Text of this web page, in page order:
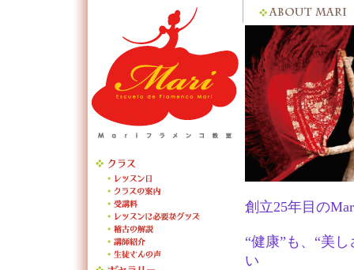
創立25年目の
“健康”も、“美
い